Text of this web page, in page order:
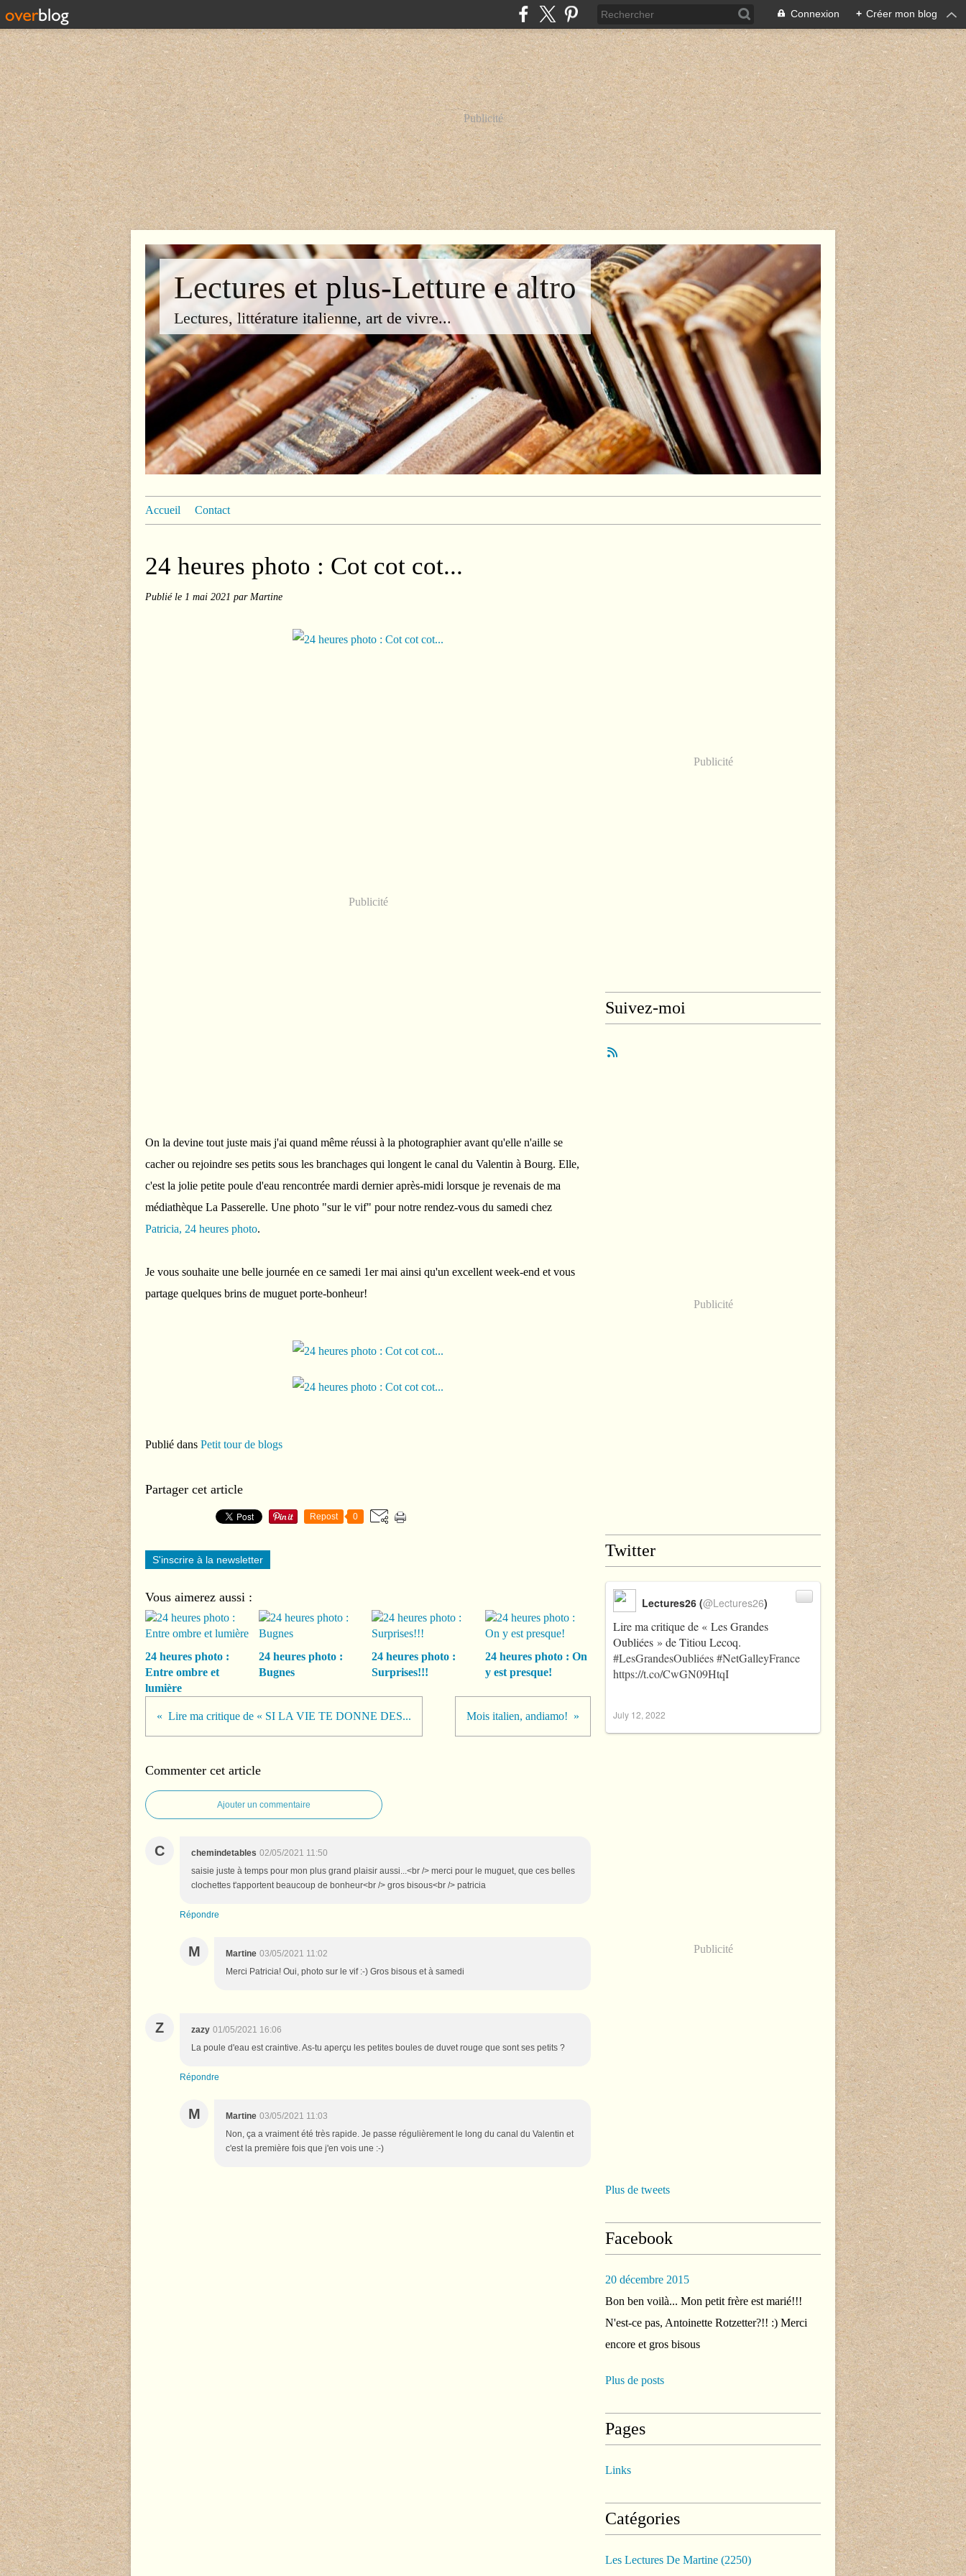
Connexion + Créer mon blog
Publicité
Lectures et plus-Letture e altro
Lectures, littérature italienne, art de vivre...
Accueil Contact
24 heures photo : Cot cot cot...
Publié le 1 mai 2021 par Martine
Publicité
On la devine tout juste mais j'ai quand même réussi à la photographier avant qu'elle n'aille se
cacher ou rejoindre ses petits sous les branchages qui longent le canal du Valentin à Bourg. Elle,
c'est la jolie petite poule d'eau rencontrée mardi dernier après-midi lorsque je revenais de ma
médiathèque La Passerelle. Une photo "sur le vif" pour notre rendez-vous du samedi chez
Patricia, 24 heures photo.
Je vous souhaite une belle journée en ce samedi 1er mai ainsi qu'un excellent week-end et vous
partage quelques brins de muguet porte-bonheur!
Publié dans Petit tour de blogs
Partager cet article
Repost 0
S'inscrire à la newsletter
Vous aimerez aussi :
24 heures photo :
Entre ombre et
lumière
24 heures photo :
Bugnes
24 heures photo :
Surprises!!!
24 heures photo : On
y est presque!
Lire ma critique de « SI LA VIE TE DONNE DES... Mois italien, andiamo!
Commenter cet article
Ajouter un commentaire
C chemindetables 02/05/2021 11:50
saisie juste à temps pour mon plus grand plaisir aussi...<br /> merci pour le muguet, que ces belles
clochettes t'apportent beaucoup de bonheur<br /> gros bisous<br /> patricia
Répondre
M Martine 03/05/2021 11:02
Merci Patricia! Oui, photo sur le vif :-) Gros bisous et à samedi
Z zazy 01/05/2021 16:06
La poule d'eau est craintive. As-tu aperçu les petites boules de duvet rouge que sont ses petits ?
Répondre
M Martine 03/05/2021 11:03
Non, ça a vraiment été très rapide. Je passe régulièrement le long du canal du Valentin et
c'est la première fois que j'en vois une :-)
Publicité
Suivez-moi
Publicité
Twitter
Lire ma critique de « Les Grandes
Oubliées » de Titiou Lecoq.
#LesGrandesOubliées#NetGalleyFrance
https://t.co/CwGN09HtqI
Lectures26 (@Lectures26)
July 12, 2022
Publicité
Plus de tweets
Facebook
20 décembre 2015
Bon ben voilà... Mon petit frère est marié!!!
N'est-ce pas, Antoinette Rotzetter?!! :) Merci
encore et gros bisous
Plus de posts
Pages
Links
Catégories
Les Lectures De Martine (2250)